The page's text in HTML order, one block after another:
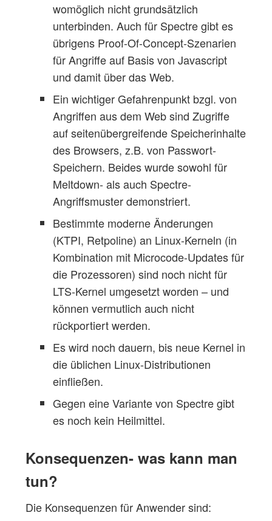
womöglich nicht grundsätzlich
unterbinden. Auch für Spectre gibt es
übrigens Proof-Of-Concept-Szenarien
für Angriffe auf Basis von Javascript
und damit über das Web.
Ein wichtiger Gefahrenpunkt bzgl. von
Angriffen aus dem Web sind Zugriffe
auf seitenübergreifende Speicherinhalte
des Browsers, z.B. von Passwort-
Speichern. Beides wurde sowohl für
Meltdown- als auch Spectre-
Angriffsmuster demonstriert.
Bestimmte moderne Änderungen
(KTPI, Retpoline) an Linux-Kerneln (in
Kombination mit Microcode-Updates für
die Prozessoren) sind noch nicht für
LTS-Kernel umgesetzt worden – und
können vermutlich auch nicht
rückportiert werden.
Es wird noch dauern, bis neue Kernel in
die üblichen Linux-Distributionen
einfließen.
Gegen eine Variante von Spectre gibt
es noch kein Heilmittel.
Konsequenzen- was kann man
tun?
Die Konsequenzen für Anwender sind: